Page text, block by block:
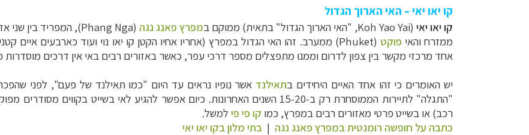
קו יאו יאי – האי הארוך הגדול
קו יאו יאי (
Koh Yao Yai, "האי הארוך הגדול" בתאית) ממוקם במפרץ פאנג נגה (
Phang Nga), המפריד בין שני
ממזרח והאי פוקט (
Phuket
אחד מרכזי מקשר בין צפון לדרום וממנו מתפצלים מספר דרכי עפר, כאשר באזורים רבים באי אין דרכים מוסדרות
יש האומרים כי זהו אחד האיים היחידים בתאילנד אשר נופיו נראים עד היום "כמו תאילנד של פעם", לפני
"התגלה" לתיירות הממוסחרת רק ב-15-20 השנים האחרונות. כיום אפשר להגיע לאי בשייט
רכב) או בשייט פרטי מאזורים רבים במפרץ, כמו קו פי פי למשל.
כתבה על חופשה רומנטית במפרץ פאנג נגה | בתי מלון בקו יאו יאי